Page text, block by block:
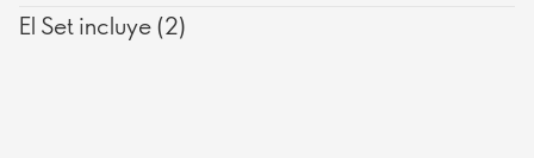
El Set incluye (2)